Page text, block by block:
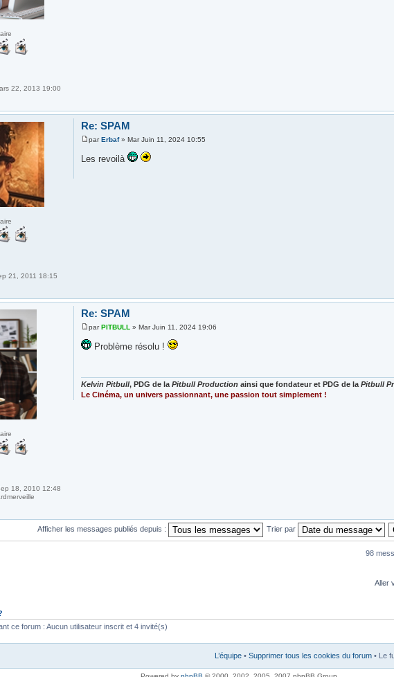
22, 2013 19:00
Re: SPAM
parErbaf» Mar Juin 11, 2024 10:55
Les revoilà
21, 2011 18:15
Re: SPAM
parPITBULL » Mar Juin 11, 2024 19:06
Problème résolu !
Kelvin Pitbull, PDG de la Pitbull Productionainsi que fondateur et PDG de la Pitbull
Le Cinéma, un univers passionnant, une passion tout simplement !
18, 2010 12:48
Afficher les messages publiés depuis : Trier par
98
Aller
ce forum : Aucun utilisateur inscrit et 4 invité(s)
L’équipe • Supprimer tous les cookies du forum • Le